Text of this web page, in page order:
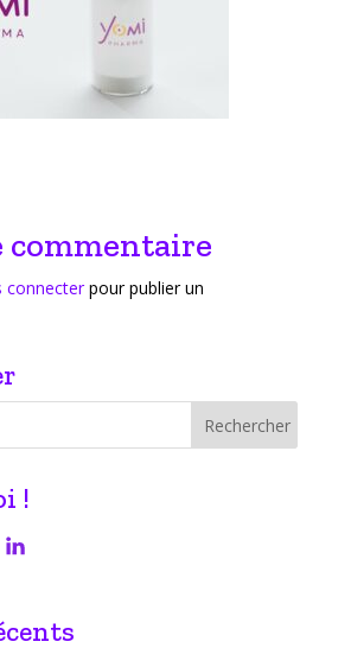
commentaire
connecterpour publier un
!